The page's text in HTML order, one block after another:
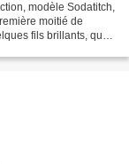
modèle Sodatitch,
moitié de
fils brillants, qui